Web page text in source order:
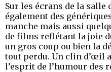
Sur les écrans de la salle
également des
manche mais aussi
de films reflétant la joie
un gros coup ou bien la
tout perdu. Un clin d’œil
l’esprit de l’humour des